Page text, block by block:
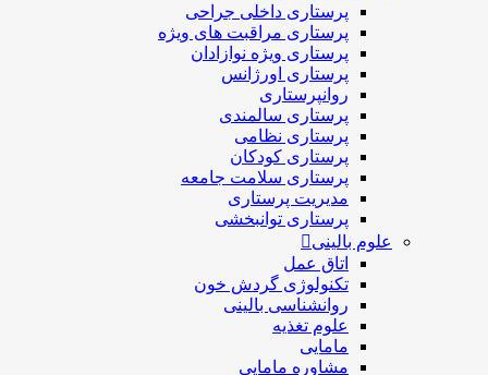
پرستاری داخلی جراحی
پرستاری مراقبت های ويژه
پرستاری ويژه نوازادان
پرستاری اورژانس
روانپرستاری
پرستاری سالمندی
پرستاری نظامی
پرستاری کودکان
پرستاری سلامت جامعه
مدیریت پرستاری
پرستاری توانبخشی
علوم بالینی
اتاق عمل
تکنولوژی گردش خون
روانشناسی بالینی
علوم تغذیه
مامایی
مشاوره مامایی